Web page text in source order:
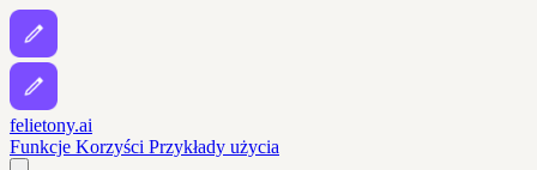
felietony.ai
Funkcje Korzyści Przykłady użycia